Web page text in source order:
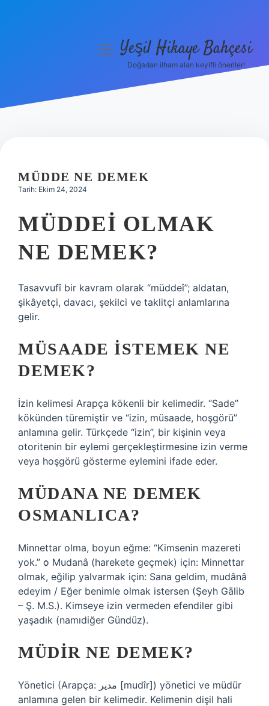
Hakkımızda
menüyüYeşil Hikaye Bahçesi
Doğadan ilham alan keyifli öneriler!
MÜDDE NE DEMEK
Tarih: Ekim 24, 2024
MÜDDEI OLMAK
NE DEMEK?
Tasavvufî bir kavram olarak “müddeî”; aldatan,
şikâyetçi, davacı, şekilci ve taklitçi anlamlarına
gelir.
MÜSAADE ISTEMEK NE
DEMEK?
İzin kelimesi Arapça kökenli bir kelimedir. “Sade”
kökünden türemiştir ve “izin, müsaade, hoşgörü”
anlamına gelir. Türkçede “izin”, bir kişinin veya
otoritenin bir eylemi gerçekleştirmesine izin verme
veya hoşgörü gösterme eylemini ifade eder.
MÜDANA NE DEMEK
OSMANLICA?
Minnettar olma, boyun eğme: “Kimsenin mazereti
yok.” ѻ Mudanâ (harekete geçmek) için: Minnettar
olmak, eğilip yalvarmak için: Sana geldim, mudânâ
edeyim / Eğer benimle olmak istersen (Şeyh Gālib
– Ş. M.S.). Kimseye izin vermeden efendiler gibi
yaşadık (namıdiğer Gündüz).
MÜDIR NE DEMEK?
Yönetici (Arapça: مدير [mudîr]) yönetici ve müdür
anlamına gelen bir kelimedir. Kelimenin dişil hali